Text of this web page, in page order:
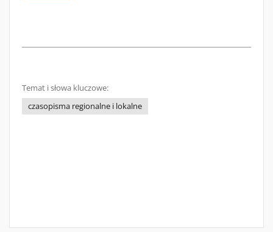
Temat i słowa kluczowe:
czasopisma regionalne i lokalne